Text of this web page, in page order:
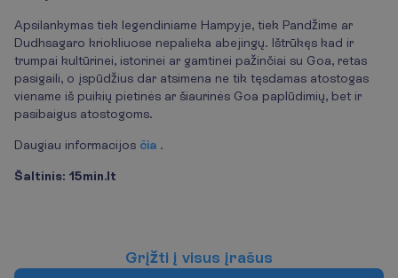
Apsilankymas tiek legendiniame Hampyje, tiek Pandžime ar
Dudhsagaro kriokliuose nepalieka abejingų. Ištrūkęs kad ir
trumpai kultūrinei, istorinei ar gamtinei pažinčiai su Goa, retas
pasigaili, o įspūdžius dar atsimena ne tik tęsdamas atostogas
viename iš puikių pietinės ar šiaurinės Goa paplūdimių, bet ir
pasibaigus atostogoms.
Daugiau informacijos čia .
Šaltinis: 15min.lt
Grįžti į visus įrašus